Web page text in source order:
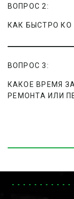
ВОПРОС 2:
КАК БЫСТРО КО
ВОПРОС 3:
КАКОЕ ВРЕМЯ
РЕМОНТА ИЛИ